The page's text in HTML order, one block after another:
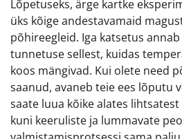
Lõpetuseks, ärge kartke
üks kõige andestavamaid
põhireegleid. Iga katsetus
tunnetuse sellest, kuidas
koos mängivad. Kui olete need
saanud, avaneb teie ees lõputu
saate luua kõike alates
kuni keeruliste ja lummavate